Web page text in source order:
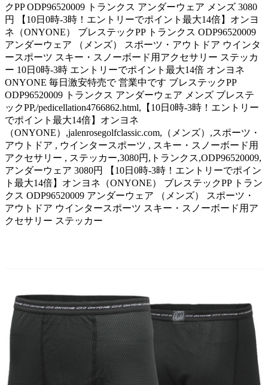
クPP ODP96520009 トランクス アンダーウェア メンズ 3080
円 【10日0時-3時！エントリーでポイント最大14倍】オンヨ
ネ（ONYONE） ブレステックPP トランクス ODP96520009
アンダーウェア （メンズ） スポーツ・アウトドア ウインタ
ースポーツ スキー・スノーボード用アクセサリー ステッカ
ー 10日0時-3時 エントリーでポイント最大14倍 オンヨネ
ONYONE 毎日激安特売で 営業中です ブレステックPP
ODP96520009 トランクス アンダーウェア メンズ ブレステ
ックPP,/pedicellation4766862.html,【10日0時-3時！エントリー
でポイント最大14倍】オンヨネ
（ONYONE）,jalenrosegolfclassic.com,（メンズ）,スポーツ・
アウトドア , ウインタースポーツ , スキー・スノーボード用
アクセサリー , ステッカー,3080円,トランクス,ODP96520009,
アンダーウェア 3080円 【10日0時-3時！エントリーでポイン
ト最大14倍】オンヨネ（ONYONE） ブレステックPP トラン
クス ODP96520009 アンダーウェア （メンズ） スポーツ・
アウトドア ウインタースポーツ スキー・スノーボード用ア
クセサリー ステッカー